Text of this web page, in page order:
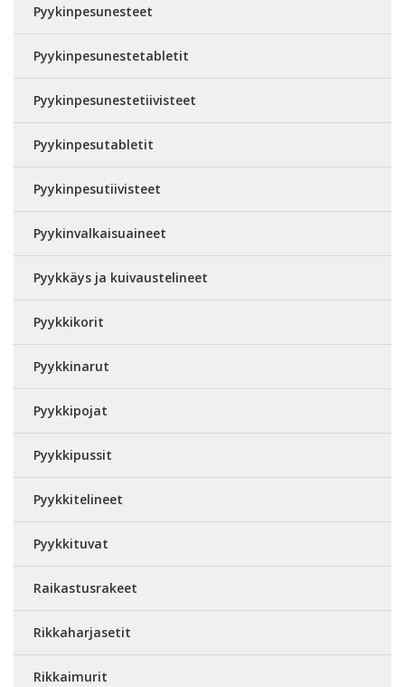
Pyykinpesunesteet
Pyykinpesunestetabletit
Pyykinpesunestetiivisteet
Pyykinpesutabletit
Pyykinpesutiivisteet
Pyykinvalkaisuaineet
Pyykkäys ja kuivaustelineet
Pyykkikorit
Pyykkinarut
Pyykkipojat
Pyykkipussit
Pyykkitelineet
Pyykkituvat
Raikastusrakeet
Rikkaharjasetit
Rikkaimurit